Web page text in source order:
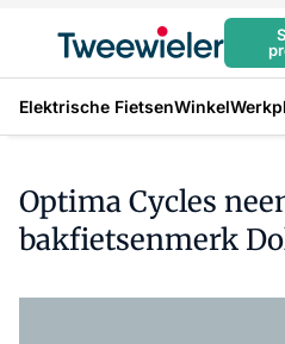
Elektrische FietsenWinkel
Optima Cycles
bakfietsenmerk